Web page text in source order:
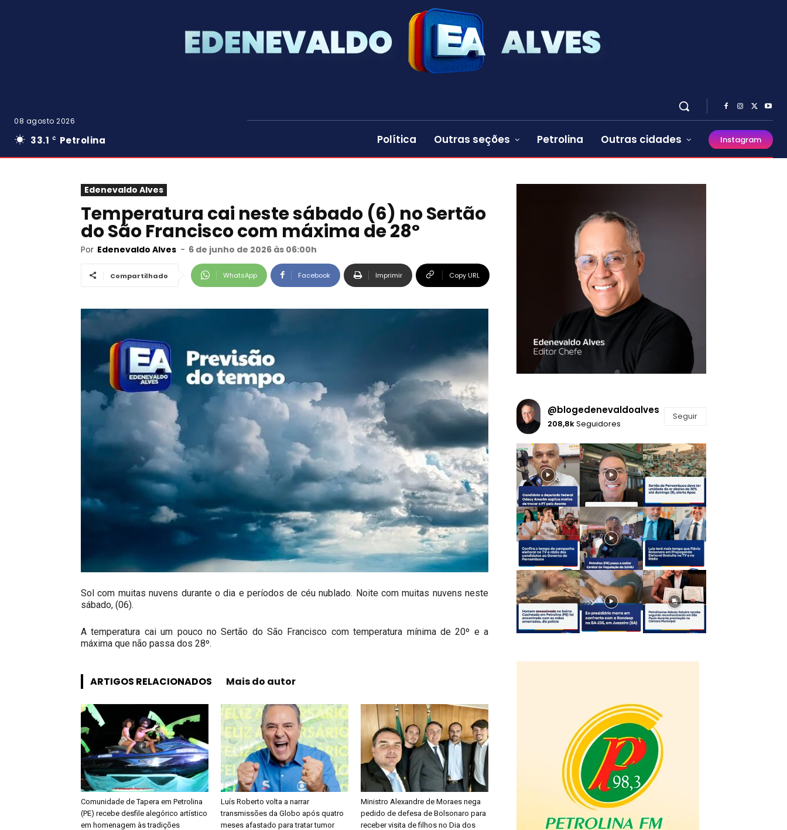
08 agosto 2026
33.1 C Petrolina Política Outras seções Petrolina Outras cidades Instagram
Edenevaldo Alves
Temperatura cai neste sábado (6) no Sertão
do São Francisco com máxima de 28º
Por Edenevaldo Alves - 6 de junho de 2026 às 06:00h
Compartilhado WhatsApp Facebook Imprimir Copy URL
Sol com muitas nuvens durante o dia e períodos de céu nublado. Noite com muitas nuvens neste
sábado, (06).
A temperatura cai um pouco no Sertão do São Francisco com temperatura mínima de 20º e a
máxima que não passa dos 28º.
ARTIGOS RELACIONADOS Mais do autor
Comunidade de Tapera em Petrolina
(PE) recebe desfile alegórico artístico
em homenagem às tradições
Luís Roberto volta a narrar
transmissões da Globo após quatro
meses afastado para tratar tumor
Ministro Alexandre de Moraes nega
pedido de defesa de Bolsonaro para
receber visita de filhos no Dia dos
@blogedenevaldoalves
208,8kSeguidores
Seguir